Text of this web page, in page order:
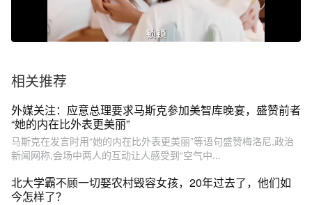
相关推荐
外媒关注：应意总理要求马斯克参加美智库晚宴，盛赞前者
“她的内在比外表更美丽”
马斯克在发言时用“她的内在比外表更美丽”等语句盛赞梅洛尼,政治
新闻网称,会场中两人的互动让人感受到“空气中...
北大学霸不顾一切娶农村毁容女孩，20年过去了，他们如
今怎样了？